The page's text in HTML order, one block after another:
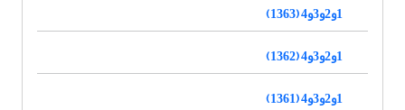
1و2و3و4 (1363)
1و2و3و4 (1362)
1و2و3و4 (1361)